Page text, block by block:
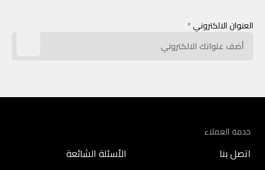
العنوان الالكتروني *
خدمة العملاء
اتصل بنا الأسئلة الشائعة